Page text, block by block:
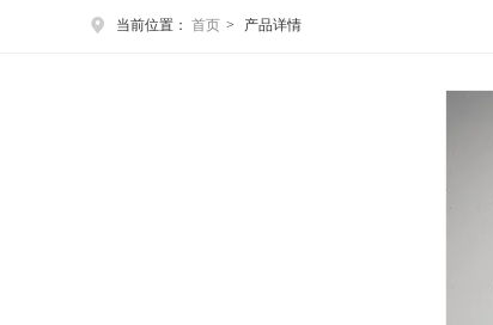
当前位置： 首页 > 产品详情